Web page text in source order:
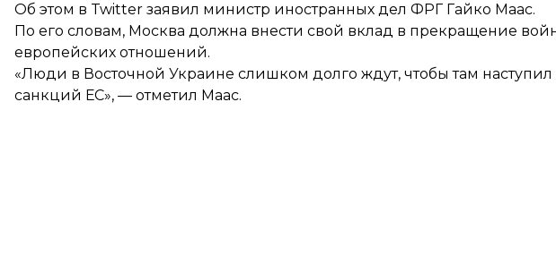
Об этом в Twitter заявил министр иностранных дел ФРГ Гайко Маас.
По его словам, Москва должна внести свой вклад в прекращение
европейских отношений.
«Люди в Восточной Украине слишком долго ждут, чтобы там
санкций ЕС», — отметил Маас.